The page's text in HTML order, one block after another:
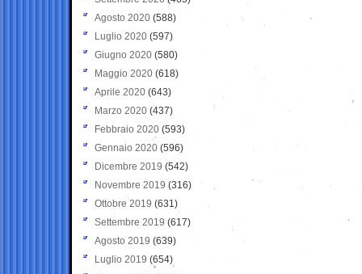
Agosto 2020 (588)
Luglio 2020 (597)
Giugno 2020 (580)
Maggio 2020 (618)
Aprile 2020 (643)
Marzo 2020 (437)
Febbraio 2020 (593)
Gennaio 2020 (596)
Dicembre 2019 (542)
Novembre 2019 (316)
Ottobre 2019 (631)
Settembre 2019 (617)
Agosto 2019 (639)
Luglio 2019 (654)